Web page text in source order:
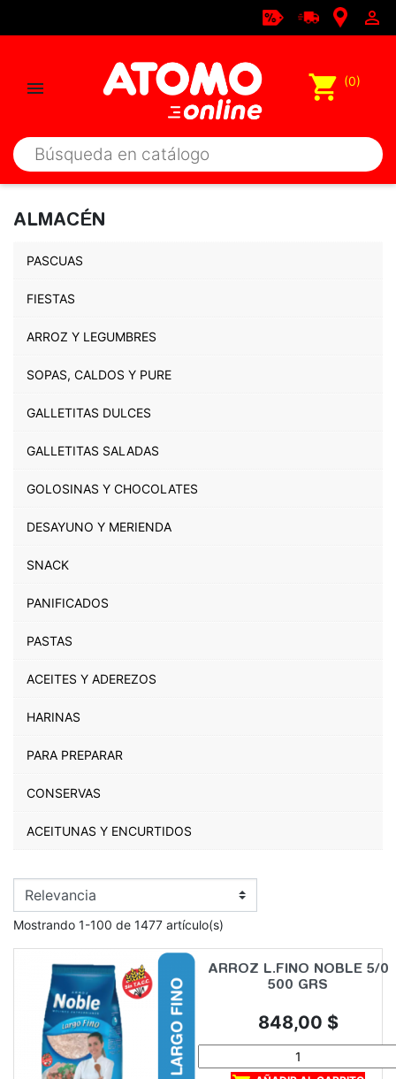

 shopping_cart (0)
ALMACÉN
PASCUAS
FIESTAS
ARROZ Y LEGUMBRES
SOPAS, CALDOS Y PURE
GALLETITAS DULCES
GALLETITAS SALADAS
GOLOSINAS Y CHOCOLATES
DESAYUNO Y MERIENDA
SNACK
PANIFICADOS
PASTAS
ACEITES Y ADEREZOS
HARINAS
PARA PREPARAR
CONSERVAS
ACEITUNAS Y ENCURTIDOS
Mostrando 1-100 de 1477 artículo(s)
ARROZ L.FINO NOBLE 5/0
500 GRS
Precio
848,00 $